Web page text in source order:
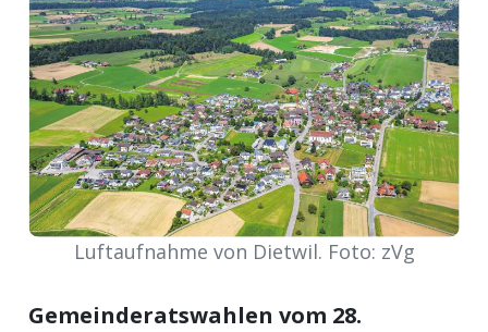
Auw
Auw:
offizielle
Mitteilungen
Luftaufnahme von Dietwil. Foto: zVg
Gemeinderatswahlen vom 28.